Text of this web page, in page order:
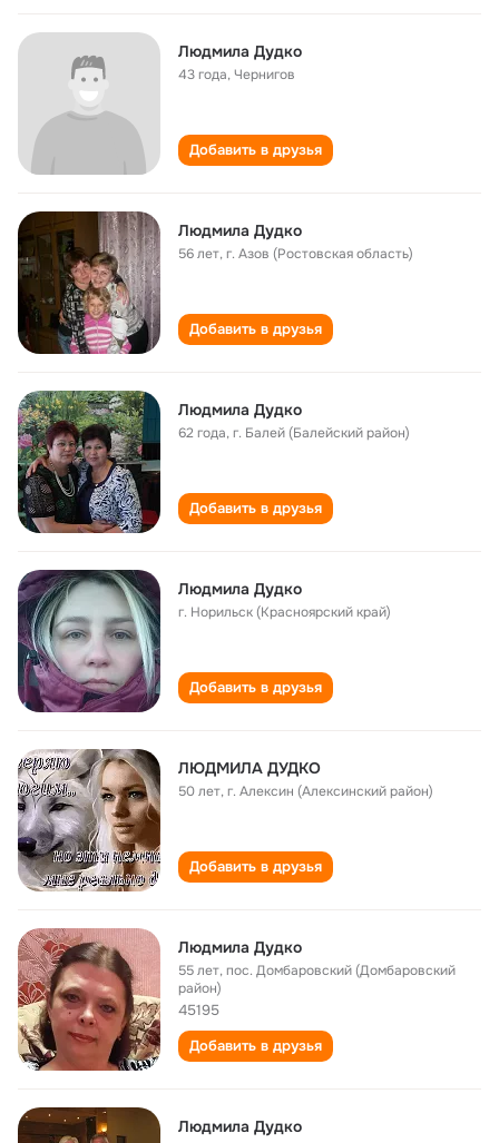
Людмила Дудко
43 года,Чернигов
Добавить в друзья
Людмила Дудко
56 лет,г. Азов (Ростовская область)
Добавить в друзья
Людмила Дудко
62 года,г. Балей (Балейский район)
Добавить в друзья
Людмила Дудко
г. Норильск (Красноярский край)
Добавить в друзья
ЛЮДМИЛА ДУДКО
50 лет,г. Алексин (Алексинский район)
Добавить в друзья
Людмила Дудко
55 лет,пос. Домбаровский (Домбаровский
район)
45195
Добавить в друзья
Людмила Дудко